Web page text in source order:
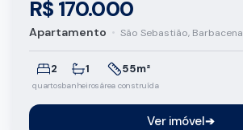
R$ 170.000
Apartamento • São Sebastião, Barbacena
2
quartos
1
banheiros
55m²
área construída
Ver imóvel➔